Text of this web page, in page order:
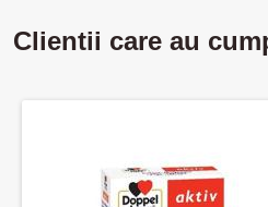
Clientii care au